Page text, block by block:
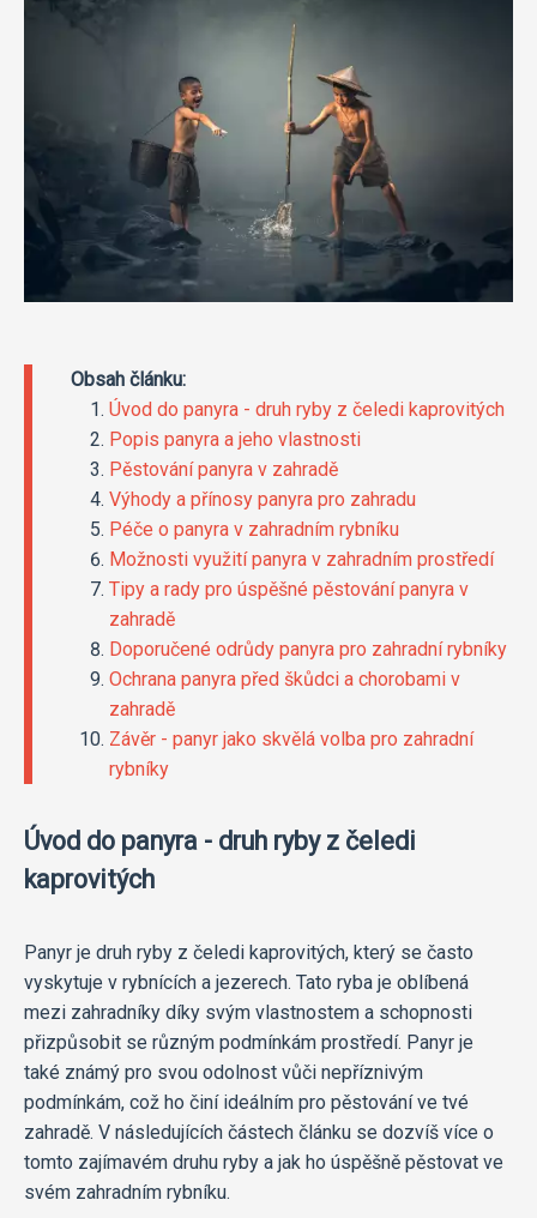
Obsah článku:
Úvod do panyra - druh ryby z čeledi kaprovitých
Popis panyra a jeho vlastnosti
Pěstování panyra v zahradě
Výhody a přínosy panyra pro zahradu
Péče o panyra v zahradním rybníku
Možnosti využití panyra v zahradním prostředí
Tipy a rady pro úspěšné pěstování panyra v
zahradě
Doporučené odrůdy panyra pro zahradní rybníky
Ochrana panyra před škůdci a chorobami v
zahradě
Závěr - panyr jako skvělá volba pro zahradní
rybníky
Úvod do panyra - druh ryby z čeledi
kaprovitých
Panyr je druh ryby z čeledi kaprovitých, který se často
vyskytuje v rybnících a jezerech. Tato ryba je oblíbená
mezi zahradníky díky svým vlastnostem a schopnosti
přizpůsobit se různým podmínkám prostředí. Panyr je
také známý pro svou odolnost vůči nepříznivým
podmínkám, což ho činí ideálním pro pěstování ve tvé
zahradě. V následujících částech článku se dozvíš více o
tomto zajímavém druhu ryby a jak ho úspěšně pěstovat ve
svém zahradním rybníku.